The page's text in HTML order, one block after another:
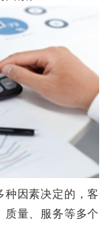
因素决定的，客
质量、服务等多个